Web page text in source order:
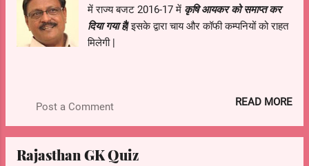
में राज्य बजट 2016-17 में कृषि आयकर को समाप्त कर
दिया गया है|इसके द्वारा चाय और कॉफी कम्पनियों को राहत
मिलेगी |
देश के राष्ट्रपति ने गत वर्ष 14 सितम्बर, 2015
को इस आयोग का गठन किया था। इस का गठन केन्द्र
हो चुके कानूनों को निरस्त करने संबंधी विषयों पर अध्ययन
Post a Comment READ MORE
Rajasthan GK Quiz